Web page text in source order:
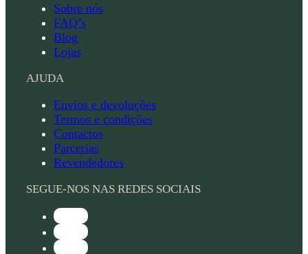
Sobre nós
FAQ’s
Blog
Lojas
AJUDA
Envios e devoluções
Termos e condições
Contactos
Parcerias
Revendedores
SEGUE-NOS NAS REDES SOCIAIS